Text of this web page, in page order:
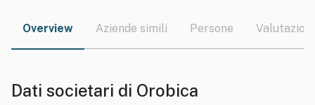
Overview Aziende simili Persone Valutazioni
Dati societari di Orobica